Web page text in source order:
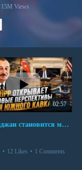
15M Views
02:57
Азербайджан становится мостом между Востоком и Западом
• 12 Likes • 1 Comments